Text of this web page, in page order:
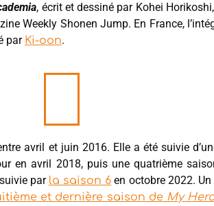
, écrit et dessiné par Kohei
Weekly Shonen Jump. En France,
par Ki-oon.
avril et juin 2016. Elle a été suivie
en avril 2018, puis une quatrième
par la saison 6 en octobre 2022.
et dernière saison de My